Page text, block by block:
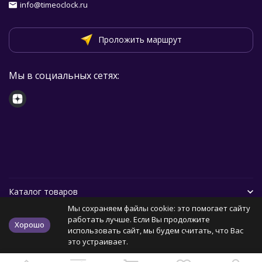
info@timeoclock.ru
Проложить маршрут
Мы в социальных сетях:
Каталог товаров
Помощь
Политика персональных данных Карта сайта
Хорошо
Мы сохраняем файлы cookie: это помогает сайту
работать лучше. Если Вы продолжите
использовать сайт, мы будем считать, что Вас
это устраивает.